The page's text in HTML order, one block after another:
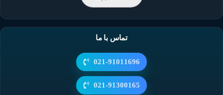
تماس با ما
021-91011696
021-91300165